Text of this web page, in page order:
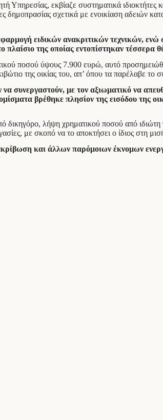
εκβίαζε συστηματικά ιδιοκτήτες
σχετικά με ενοικίαση αδειών
ειδικών ανακριτικών τεχνικών,
της οποίας εντοπίστηκαν τέσσερα
ποσού ύψους 7.900 ευρώ, αυτό
της οικίας του, απ’ όπου τα παρέλαβε το
με τον αξιωματικό να
βρέθηκε πλησίον της εισόδου της
λήψη χρηματικού ποσού από
με σκοπό να το αποκτήσει ο ίδιος στη
και άλλων παρόμοιων έκνομων